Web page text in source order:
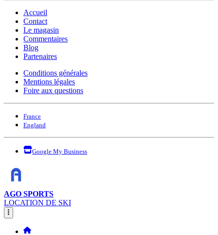
Accueil
Contact
Le magasin
Commentaires
Blog
Partenaires
Conditions générales
Mentions légales
Foire aux questions
France
England
Google My Business
AGO SPORTS
LOCATION DE SKI